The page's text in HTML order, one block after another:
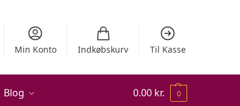
Min Konto Indkøbskurv Til Kasse
Blog 0.00 kr. 0